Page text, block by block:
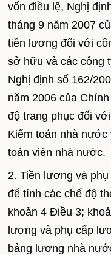
vốn điều lệ, Nghị
tháng 9 năm 2007
tiền lương đối với
sở hữu và các công
Nghị định số 162/
năm 2006 của
độ trang phục đối
Kiểm toán nhà
toán viên nhà nước.
2. Tiền lương và
để tính các chế độ
khoản 4 Điều 3;
lương và phụ cấp
bảng lương nhà